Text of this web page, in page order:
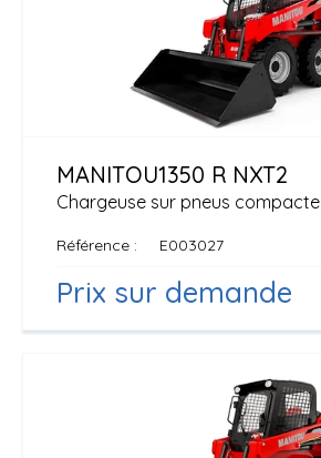
Chargeuse sur pneus compacte
MANITOU1350 R NXT2
Référence E003027
Prix sur demande